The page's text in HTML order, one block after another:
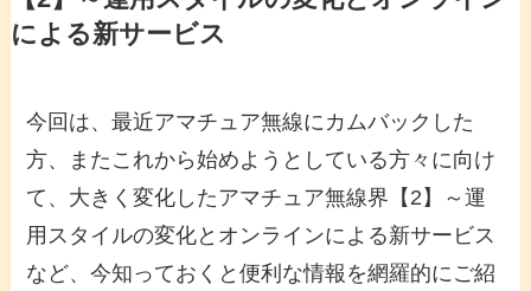
による新サービス
今回は、最近アマチュア無線にカムバックした
方、またこれから始めようとしている方々に向け
て、大きく変化したアマチュア無線界【2】～運
用スタイルの変化とオンラインによる新サービス
など、今知っておくと便利な情報を網羅的にご紹